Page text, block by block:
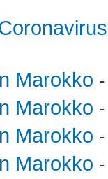
Marokko
Marokko
Marokko
Marokko